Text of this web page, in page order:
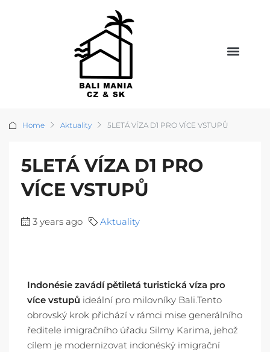
Home Aktuality 5LETÁ VÍZA D1 PRO VÍCE VSTUPŮ
5LETÁ VÍZA D1 PRO
VÍCE VSTUPŮ
3 years ago Aktuality
Indonésie zavádí pětiletá turistická víza pro
více vstupů ideální pro milovníky Bali.Tento
obrovský krok přichází v rámci mise generálního
ředitele imigračního úřadu Silmy Karima, jehož
cílem je modernizovat indonéský imigrační